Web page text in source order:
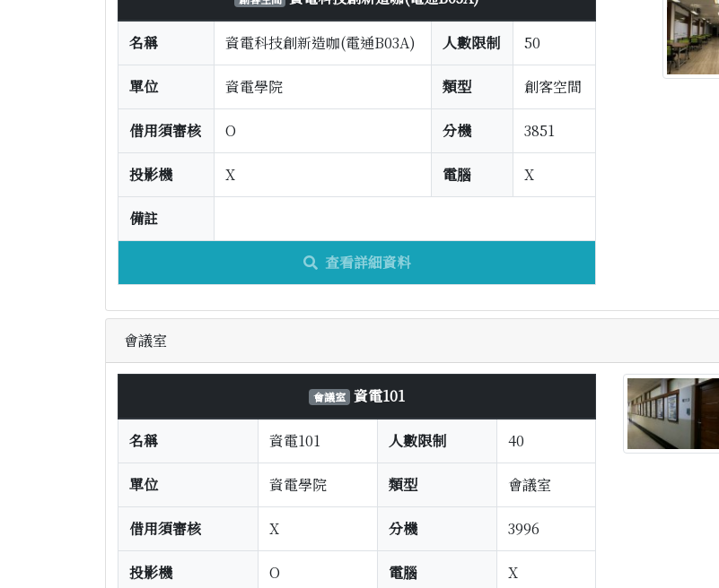
名稱 資電科技創新造咖(電通B03A) 人數限制 50
單位 資電學院 類型 創客空間
借用須審核 O 分機 3851
投影機 X 電腦 X
備註
查看詳細資料
會議室
會議室 資電101
名稱 資電101 人數限制 40
單位 資電學院 類型 會議室
借用須審核 X 分機 3996
投影機 O 電腦 X